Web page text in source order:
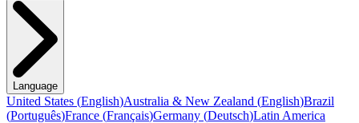
Language
United States (English)Australia & New Zealand (English)Brazil
(Português)France (Français)Germany (Deutsch)Latin America